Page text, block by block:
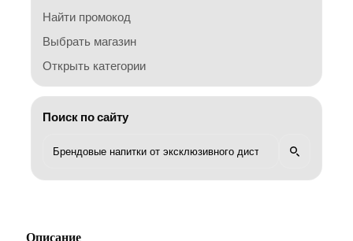
Найти промокод
Выбрать магазин
Открыть категории
Поиск по сайту